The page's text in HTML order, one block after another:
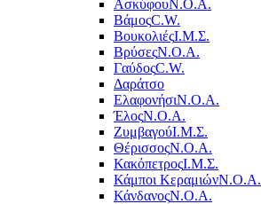
ΑσκύφουΝ.Ο.Α.
ΒάμοςC.W.
ΒουκολιέςΙ.Μ.Σ.
ΒρύσεςΝ.Ο.Α.
ΓαύδοςC.W.
Δαράτσο
ΕλαφονήσιΝ.Ο.Α.
ΈλοςΝ.Ο.Α.
ΖυμβαγούΙ.Μ.Σ.
ΘέρισσοςΝ.Ο.Α.
ΚακόπετροςΙ.Μ.Σ.
Κάμποι ΚεραμιώνΝ.Ο.Α.
ΚάνδανοςΝ.Ο.Α.